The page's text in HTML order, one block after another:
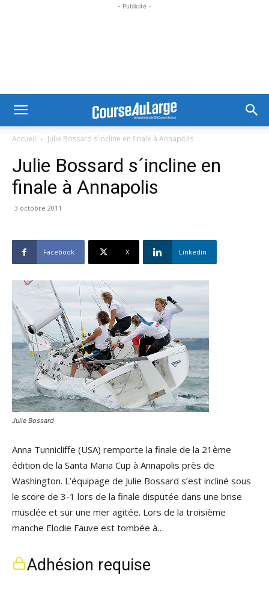
- Publicité -
Accueil Julie Bossard s´incline en finale à Annapolis
Julie Bossard s´incline en
finale à Annapolis
3 octobre 2011
Facebook X Linkedin
Julie Bossard
Anna Tunnicliffe (USA) remporte la finale de la 21ème
édition de la Santa Maria Cup à Annapolis près de
Washington. L’équipage de Julie Bossard s’est incliné sous
le score de 3-1 lors de la finale disputée dans une brise
musclée et sur une mer agitée. Lors de la troisième
manche Elodie Fauve est tombée à…
Adhésion requise